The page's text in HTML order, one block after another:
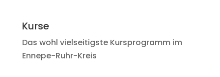
Kurse
Das wohl vielseitigste Kursprogramm im
Ennepe-Ruhr-Kreis